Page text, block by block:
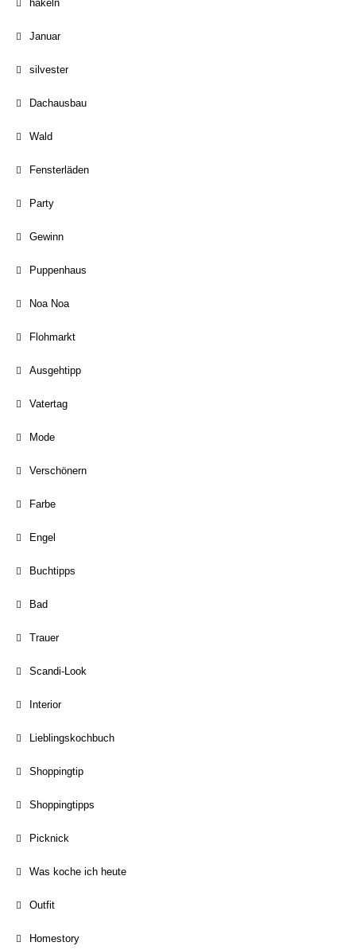
häkeln
Januar
silvester
Dachausbau
Wald
Fensterläden
Party
Gewinn
Puppenhaus
Noa Noa
Flohmarkt
Ausgehtipp
Vatertag
Mode
Verschönern
Farbe
Engel
Buchtipps
Bad
Trauer
Scandi-Look
Interior
Lieblingskochbuch
Shoppingtip
Shoppingtipps
Picknick
Was koche ich heute
Outfit
Homestory